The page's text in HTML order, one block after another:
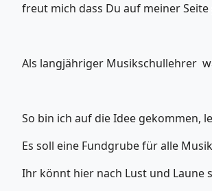
freut mich dass Du auf meiner
Als langjähriger Musikschullehrer
So bin ich auf die Idee gekommen,
Es soll eine Fundgrube für alle
Ihr könnt hier nach Lust und